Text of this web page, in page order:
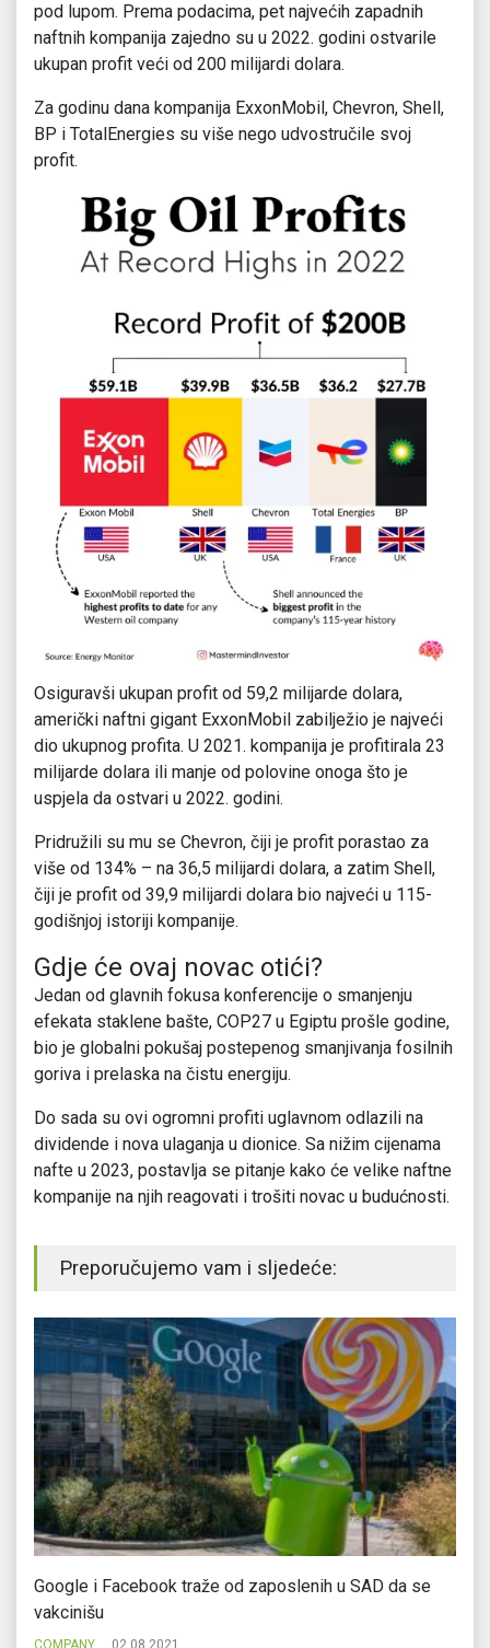
pod lupom. Prema podacima, pet najvećih zapadnih
naftnih kompanija zajedno su u 2022. godini ostvarile
ukupan profit veći od 200 milijardi dolara.
Za godinu dana kompanija ExxonMobil, Chevron, Shell,
BP i TotalEnergies su više nego udvostručile svoj
profit.
Osiguravši ukupan profit od 59,2 milijarde dolara,
američki naftni gigant ExxonMobil zabilježio je najveći
dio ukupnog profita. U 2021. kompanija je profitirala 23
milijarde dolara ili manje od polovine onoga što je
uspjela da ostvari u 2022. godini.
Pridružili su mu se Chevron, čiji je profit porastao za
više od 134% – na 36,5 milijardi dolara, a zatim Shell,
čiji je profit od 39,9 milijardi dolara bio najveći u 115-
godišnjoj istoriji kompanije.
Gdje će ovaj novac otići?
Jedan od glavnih fokusa konferencije o smanjenju
efekata staklene bašte, COP27 u Egiptu prošle godine,
bio je globalni pokušaj postepenog smanjivanja fosilnih
goriva i prelaska na čistu energiju.
Do sada su ovi ogromni profiti uglavnom odlazili na
dividende i nova ulaganja u dionice. Sa nižim cijenama
nafte u 2023, postavlja se pitanje kako će velike naftne
kompanije na njih reagovati i trošiti novac u budućnosti.
Preporučujemo vam i sljedeće:
Google i Facebook traže od zaposlenih u SAD da se
vakcinišu
COMPANY 02.08.2021.